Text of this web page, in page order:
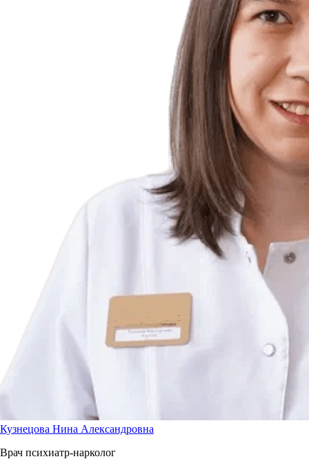
Кузнецова Нина Александровна
Врач психиатр-нарколог